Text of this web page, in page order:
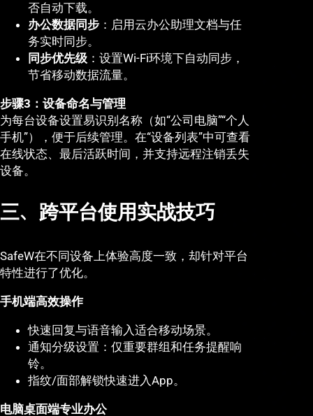
否自动下载。
办公数据同步 ：启用云办公助理文档与任
务实时同步。
同步优先级 ：设置Wi-Fi环境下自动同步，
节省移动数据流量。
步骤3：设备命名与管理
为每台设备设置易识别名称（如“公司电脑”“个人
手机”），便于后续管理。在“设备列表”中可查看
在线状态、最后活跃时间，并支持远程注销丢失
设备。
三、跨平台使用实战技巧
SafeW在不同设备上体验高度一致，却针对平台
特性进行了优化。
手机端高效操作
快速回复与语音输入适合移动场景。
通知分级设置：仅重要群组和任务提醒响
铃。
指纹/面部解锁快速进入App。
电脑桌面端专业办公